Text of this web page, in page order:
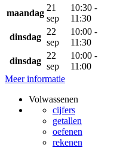
maandag
21
sep
10:30 -
11:30
dinsdag
22
sep
10:00 -
11:30
dinsdag
22
sep
10:00 -
11:00
Meer informatie
Volwassenen
cijfers
getallen
oefenen
rekenen